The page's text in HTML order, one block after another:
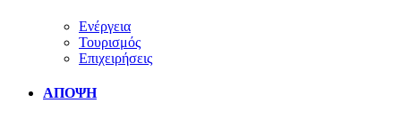
Ενέργεια
Τουρισμός
Επιχειρήσεις
ΑΠΟΨΗ